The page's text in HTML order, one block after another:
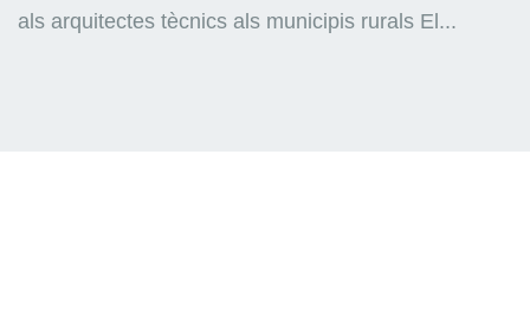
als arquitectes tècnics als municipis rurals El...